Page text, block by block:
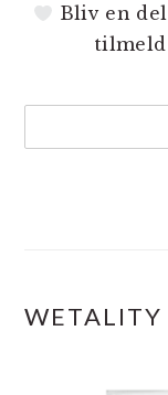
Bliv en
tilmeld
WETALITY